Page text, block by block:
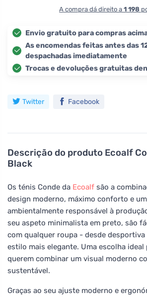
Descrição do produto Ecoalf
Black
Os ténis Conde da Ecoalf são a
design moderno, máximo conforto e
ambientalmente responsável à
seu aspeto minimalista em preto, são
com qualquer roupa - desde desportiva
estilo mais elegante. Uma escolha ideal
querem combinar um visual moderno
sustentável.
Graças ao seu ajuste moderno e
A compra dá direito a 1 198
Envio gratuito para compras
As encomendas feitas antes das
despachadas imediatamente
Trocas e devoluções gratuitas
Twitter Facebook